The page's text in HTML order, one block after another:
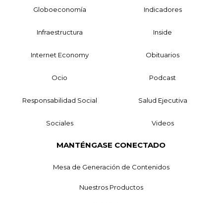
Globoeconomía Indicadores
Infraestructura Inside
Internet Economy Obituarios
Ocio Podcast
Responsabilidad Social Salud Ejecutiva
Sociales Videos
MANTÉNGASE CONECTADO
Mesa de Generación de Contenidos
Nuestros Productos